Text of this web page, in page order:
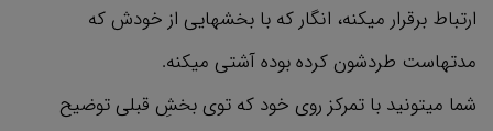
ارتباط برقرار میکنه، انگار که با بخشهایی از خودش که
مدتهاست طردشون کرده بوده آشتی میکنه.
شما میتونید با تمرکز روی خود که توی بخشِ قبلی توضیح